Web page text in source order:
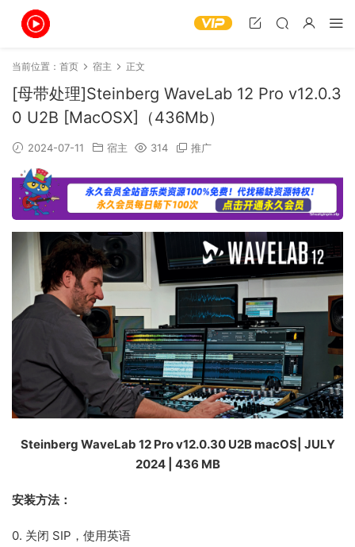
当前位置： 首页 宿主 正文
[母带处理]Steinberg WaveLab 12 Pro v12.0.3
0 U2B [MacOSX]（436Mb）
2024-07-11 宿主 314 推广
Steinberg WaveLab 12 Pro v12.0.30 U2B macOS| JULY
2024 | 436 MB
安装方法：
0. 关闭 SIP，使用英语